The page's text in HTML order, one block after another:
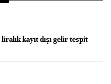
kayıt dışı gelir tespit